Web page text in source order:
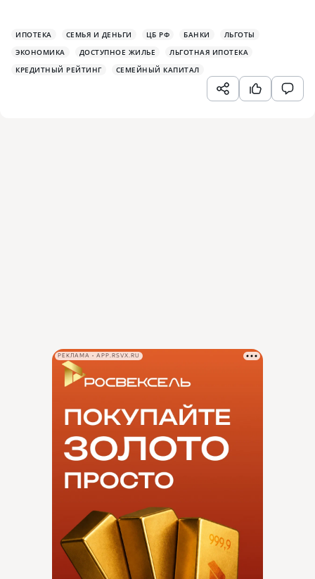
ИПОТЕКА СЕМЬЯ И ДЕНЬГИ ЦБ РФ БАНКИ
ЛЬГОТЫ
ЭКОНОМИКА
ДОСТУПНОЕ ЖИЛЬЕ
ЛЬГОТНАЯ ИПОТЕКА
КРЕДИТНЫЙ РЕЙТИНГ
СЕМЕЙНЫЙ КАПИТАЛ
РЕКЛАМА • APP.RSVX.RU